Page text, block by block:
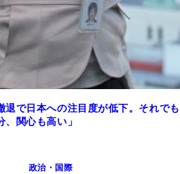
退で日本への注目度が低下。それでも
関心も高い」
政治・国際